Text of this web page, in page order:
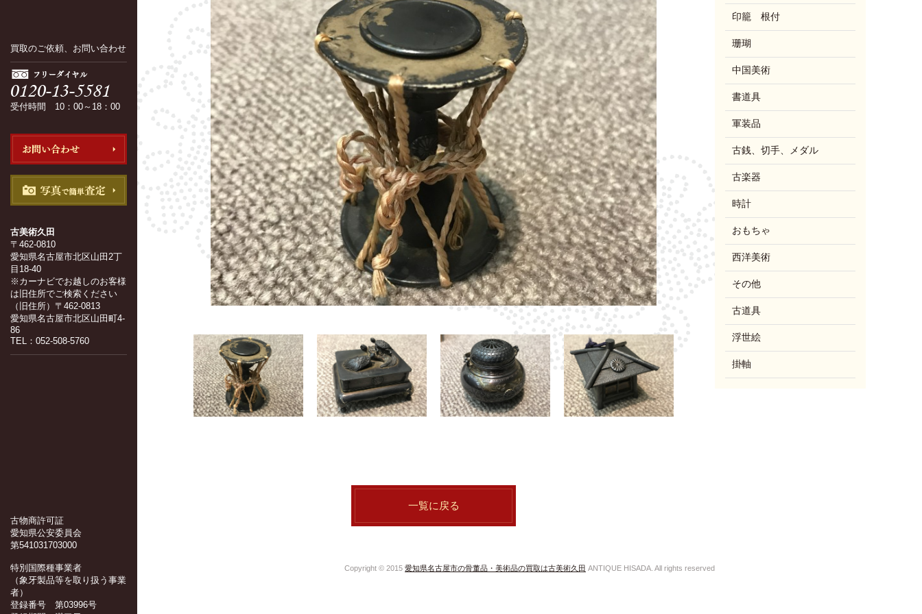
買取のご依頼、お問い合わせ
受付時間 10：00～18：00
古美術久田
〒462-0810
愛知県名古屋市北区山田2丁
目18-40
※カーナビでお越しのお客様
は旧住所でご検索ください
（旧住所）〒462-0813
愛知県名古屋市北区山田町4-
86
TEL：052-508-5760
古物商許可証
愛知県公安委員会
第541031703000
特別国際種事業者
（象牙製品等を取り扱う事業
者）
登録番号 第03996号
一覧に戻る
印籠 根付
珊瑚
中国美術
書道具
軍装品
古銭、切手、メダル
古楽器
時計
おもちゃ
西洋美術
その他
古道具
浮世絵
掛軸
Copyright © 2015 愛知県名古屋市の骨董品・美術品の買取は古美術久田 ANTIQUE HISADA. All rights reserved